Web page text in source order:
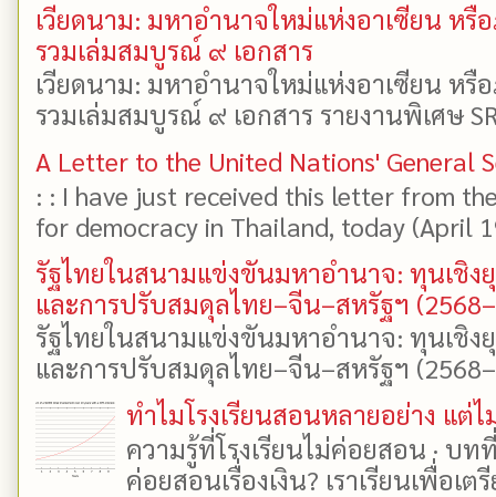
เวียดนาม: มหาอำนาจใหม่แห่งอาเซียน ห
รวมเล่มสมบูรณ์ ๙ เอกสาร
เวียดนาม: มหาอำนาจใหม่แห่งอาเซียน ห
รวมเล่มสมบูรณ์ ๙ เอกสาร รายงานพิเศษ
A Letter to the United Nations' General
: : I have just received this letter from
for democracy in Thailand, today (April
รัฐไทยในสนามแข่งขันมหาอำนาจ: ทุนเชิง
และการปรับสมดุลไทย–จีน–สหรัฐฯ
รัฐไทยในสนามแข่งขันมหาอำนาจ: ทุนเชิง
และการปรับสมดุลไทย–จีน–สหรัฐฯ
ทำไมโรงเรียนสอนหลายอย่าง แต่ไ
ความรู้ที่โรงเรียนไม่ค่อยสอน · บ
ค่อยสอนเรื่องเงิน? เราเรียนเพื่อเต